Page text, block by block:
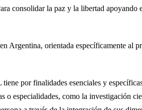
consolidar la paz y la libertad
Argentina, orientada específicamente al
por finalidades esenciales y
o especialidades, como la